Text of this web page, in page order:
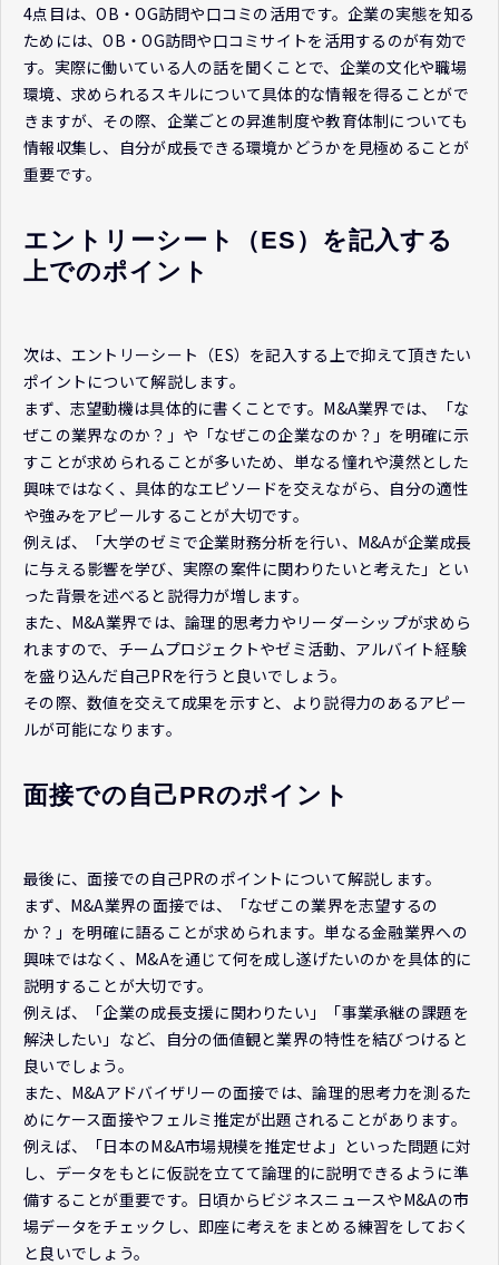
4点目は、OB・OG訪問や口コミの活用です。企業の実態を知る
ためには、OB・OG訪問や口コミサイトを活用するのが有効で
す。実際に働いている人の話を聞くことで、企業の文化や職場
環境、求められるスキルについて具体的な情報を得ることがで
きますが、その際、企業ごとの昇進制度や教育体制についても
情報収集し、自分が成長できる環境かどうかを見極めることが
重要です。
エントリーシート（ES）を記入する
上でのポイント
次は、エントリーシート（ES）を記入する上で抑えて頂きたい
ポイントについて解説します。
まず、志望動機は具体的に書くことです。M&A業界では、「な
ぜこの業界なのか？」や「なぜこの企業なのか？」を明確に示
すことが求められることが多いため、単なる憧れや漠然とした
興味ではなく、具体的なエピソードを交えながら、自分の適性
や強みをアピールすることが大切です。
例えば、「大学のゼミで企業財務分析を行い、M&Aが企業成長
に与える影響を学び、実際の案件に関わりたいと考えた」とい
った背景を述べると説得力が増します。
また、M&A業界では、論理的思考力やリーダーシップが求めら
れますので、チームプロジェクトやゼミ活動、アルバイト経験
を盛り込んだ自己PRを行うと良いでしょう。
その際、数値を交えて成果を示すと、より説得力のあるアピー
ルが可能になります。
面接での自己PRのポイント
最後に、面接での自己PRのポイントについて解説します。
まず、M&A業界の面接では、「なぜこの業界を志望するの
か？」を明確に語ることが求められます。単なる金融業界への
興味ではなく、M&Aを通じて何を成し遂げたいのかを具体的に
説明することが大切です。
例えば、「企業の成長支援に関わりたい」「事業承継の課題を
解決したい」など、自分の価値観と業界の特性を結びつけると
良いでしょう。
また、M&Aアドバイザリーの面接では、論理的思考力を測るた
めにケース面接やフェルミ推定が出題されることがあります。
例えば、「日本のM&A市場規模を推定せよ」といった問題に対
し、データをもとに仮説を立てて論理的に説明できるように準
備することが重要です。日頃からビジネスニュースやM&Aの市
場データをチェックし、即座に考えをまとめる練習をしておく
と良いでしょう。